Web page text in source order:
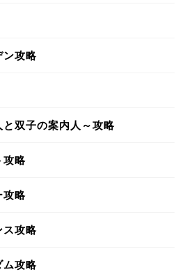
ン攻略
と双子の案内人～攻略
攻略
攻略
ス攻略
ム攻略